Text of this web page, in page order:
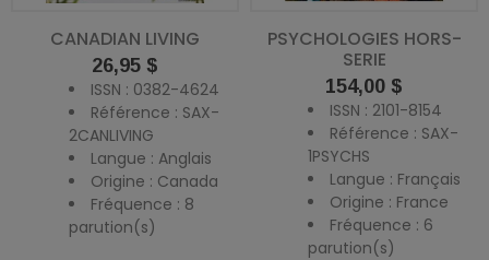
CANADIAN LIVING
Prix
26,95 $
ISSN : 0382-4624
Référence : SAX-
2CANLIVING
Langue : Anglais
Origine : Canada
Fréquence : 8
parution(s)
PSYCHOLOGIES HORS-
SERIE
Prix
154,00 $
ISSN : 2101-8154
Référence : SAX-
1PSYCHS
Langue : Français
Origine : France
Fréquence : 6
parution(s)